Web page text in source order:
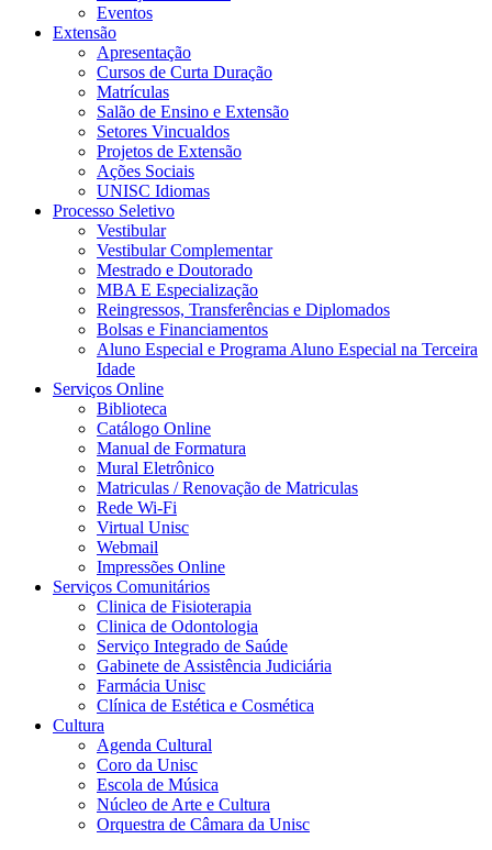
Eventos
Extensão
Apresentação
Cursos de Curta Duração
Matrículas
Salão de Ensino e Extensão
Setores Vincualdos
Projetos de Extensão
Ações Sociais
UNISC Idiomas
Processo Seletivo
Vestibular
Vestibular Complementar
Mestrado e Doutorado
MBA E Especialização
Reingressos, Transferências e Diplomados
Bolsas e Financiamentos
Aluno Especial e Programa Aluno Especial na Terceira
Idade
Serviços Online
Biblioteca
Catálogo Online
Manual de Formatura
Mural Eletrônico
Matriculas / Renovação de Matriculas
Rede Wi-Fi
Virtual Unisc
Webmail
Impressões Online
Serviços Comunitários
Clinica de Fisioterapia
Clinica de Odontologia
Serviço Integrado de Saúde
Gabinete de Assistência Judiciária
Farmácia Unisc
Clínica de Estética e Cosmética
Cultura
Agenda Cultural
Coro da Unisc
Escola de Música
Núcleo de Arte e Cultura
Orquestra de Câmara da Unisc